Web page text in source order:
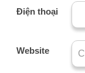
Điện thoại
Website